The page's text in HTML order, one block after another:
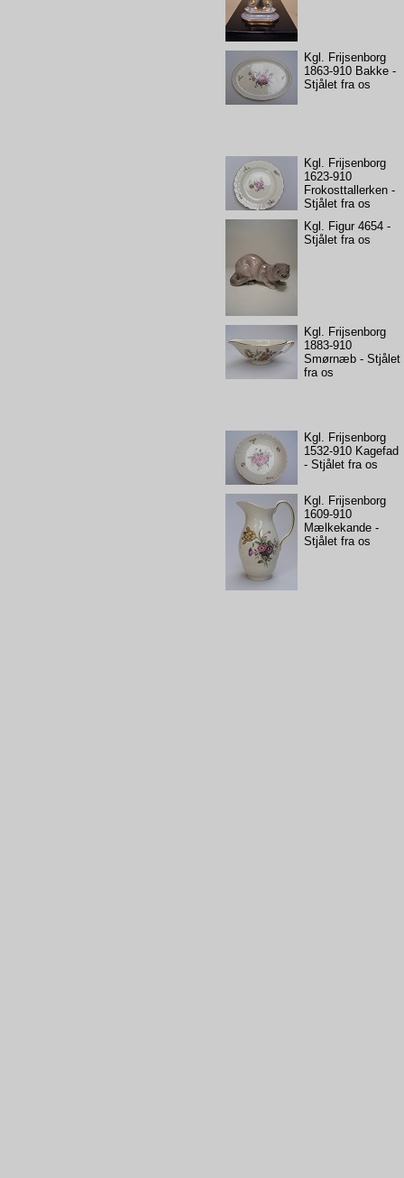
Kgl. Frijsenborg
1863-910 Bakke -
Stjålet fra os
Kgl. Frijsenborg
1623-910
Frokosttallerken -
Stjålet fra os
Kgl. Figur 4654 -
Stjålet fra os
Kgl. Frijsenborg
1883-910
Smørnæb - Stjålet
fra os
Kgl. Frijsenborg
1532-910 Kagefad
- Stjålet fra os
Kgl. Frijsenborg
1609-910
Mælkekande -
Stjålet fra os